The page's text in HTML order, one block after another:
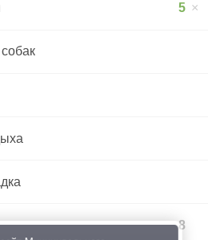
5
8